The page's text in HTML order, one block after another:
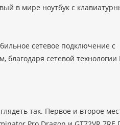
в мире ноутбук с
сетевое подключение с
благодаря сетевой
так. Первое и второе